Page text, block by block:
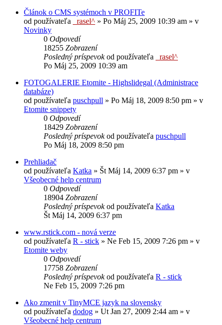
Článok o CMS systémoch v PROFITe
od používateľa
_rasel^ » Po Máj 25, 2009 10:39 am » v
Novinky
0 Odpovedí
18255 Zobrazení
Posledný príspevokod používateľa
_rasel^
Po Máj 25, 2009 10:39 am
FOTOGALERIE Etomite - Highslidegal (Administrace
databáze)
od používateľa puschpull » Po Máj 18, 2009 8:50 pm » v
Etomite snippety
0 Odpovedí
18429 Zobrazení
Posledný príspevokod používateľa puschpull
Po Máj 18, 2009 8:50 pm
Prehliadač
od používateľa Katka » Št Máj 14, 2009 6:37 pm » v
Všeobecné help centrum
0 Odpovedí
18904 Zobrazení
Posledný príspevokod používateľa Katka
Št Máj 14, 2009 6:37 pm
www.rstick.com - nová verze
od používateľa R - stick » Ne Feb 15, 2009 7:26 pm » v
Etomite weby
0 Odpovedí
17758 Zobrazení
Posledný príspevokod používateľa R - stick
Ne Feb 15, 2009 7:26 pm
Ako zmenit v TinyMCE jazyk na slovensky
od používateľa dodog » Ut Jan 27, 2009 2:44 am » v
Všeobecné help centrum